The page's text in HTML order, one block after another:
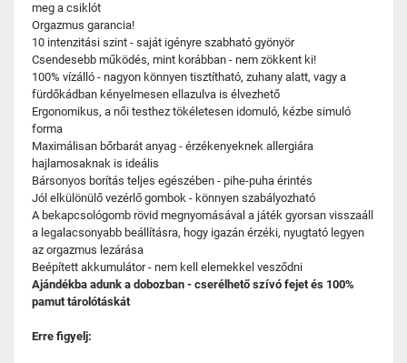
meg a csiklót
Orgazmus garancia!
10 intenzitási szint - saját igényre szabható gyönyör
Csendesebb működés, mint korábban - nem zökkent ki!
100% vízálló - nagyon könnyen tisztítható, zuhany alatt, vagy a
fürdőkádban kényelmesen ellazulva is élvezhető
Ergonomikus, a női testhez tökéletesen idomuló, kézbe simuló
forma
Maximálisan bőrbarát anyag - érzékenyeknek allergiára
hajlamosaknak is ideális
Bársonyos borítás teljes egészében - pihe-puha érintés
Jól elkülönülő vezérlő gombok - könnyen szabályozható
A bekapcsológomb rövid megnyomásával a játék gyorsan visszaáll
a legalacsonyabb beállításra, hogy igazán érzéki, nyugtató legyen
az orgazmus lezárása
Beépített akkumulátor - nem kell elemekkel vesződni
Ajándékba adunk a dobozban - cserélhető szívó fejet és 100%
pamut tárolótáskát
Erre figyelj: